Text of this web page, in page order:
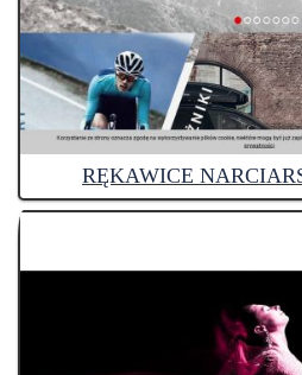
RĘKAWICE